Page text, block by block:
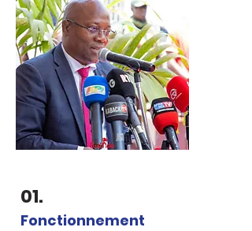
01.
Fonctionnement